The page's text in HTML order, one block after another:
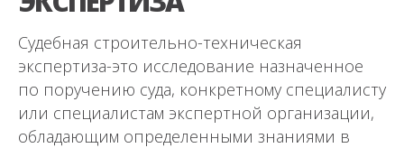
Судебная строительно-техническая
экспертиза-это исследование назначенное
по поручению суда, конкретному специалисту
или специалистам экспертной организации,
обладающим определенными знаниями в